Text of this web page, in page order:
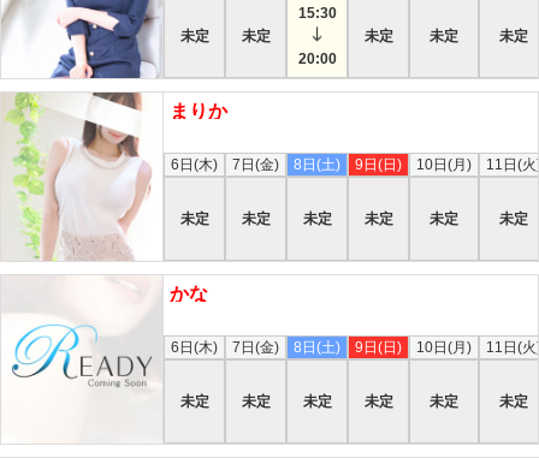
未定 未定
15:30
20:00
未定 未定 未定
まりか
6日(木)
未定
7日(金)
未定
8日(土)
未定
9日(日)
未定
10日(月)
未定
11日(
未定
かな
6日(木)
未定
7日(金)
未定
8日(土)
未定
9日(日)
未定
10日(月)
未定
11日(
未定